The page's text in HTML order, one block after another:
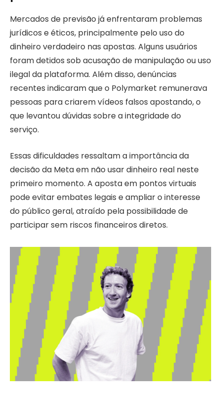
Mercados de previsão já enfrentaram problemas
jurídicos e éticos, principalmente pelo uso do
dinheiro verdadeiro nas apostas. Alguns usuários
foram detidos sob acusação de manipulação ou uso
ilegal da plataforma. Além disso, denúncias
recentes indicaram que o Polymarket remunerava
pessoas para criarem vídeos falsos apostando, o
que levantou dúvidas sobre a integridade do
serviço.
Essas dificuldades ressaltam a importância da
decisão da Meta em não usar dinheiro real neste
primeiro momento. A aposta em pontos virtuais
pode evitar embates legais e ampliar o interesse
do público geral, atraído pela possibilidade de
participar sem riscos financeiros diretos.